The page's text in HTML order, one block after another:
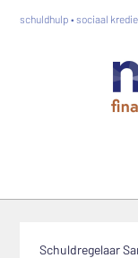
schuldhulp • sociaal
Schuldregelaar